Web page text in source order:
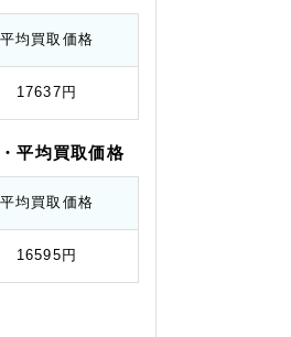
平均 買取価格
17637円
・平均買取価格
平均 買取価格
16595円